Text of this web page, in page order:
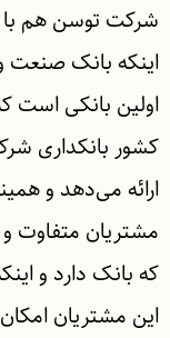
شرکت توسن هم با
اینکه بانک صنعت
اولین بانکی است
کشور بانکداری
ارائه می‌دهد و
مشتریان متفاوت
که بانک دارد و
این مشتریان امکان